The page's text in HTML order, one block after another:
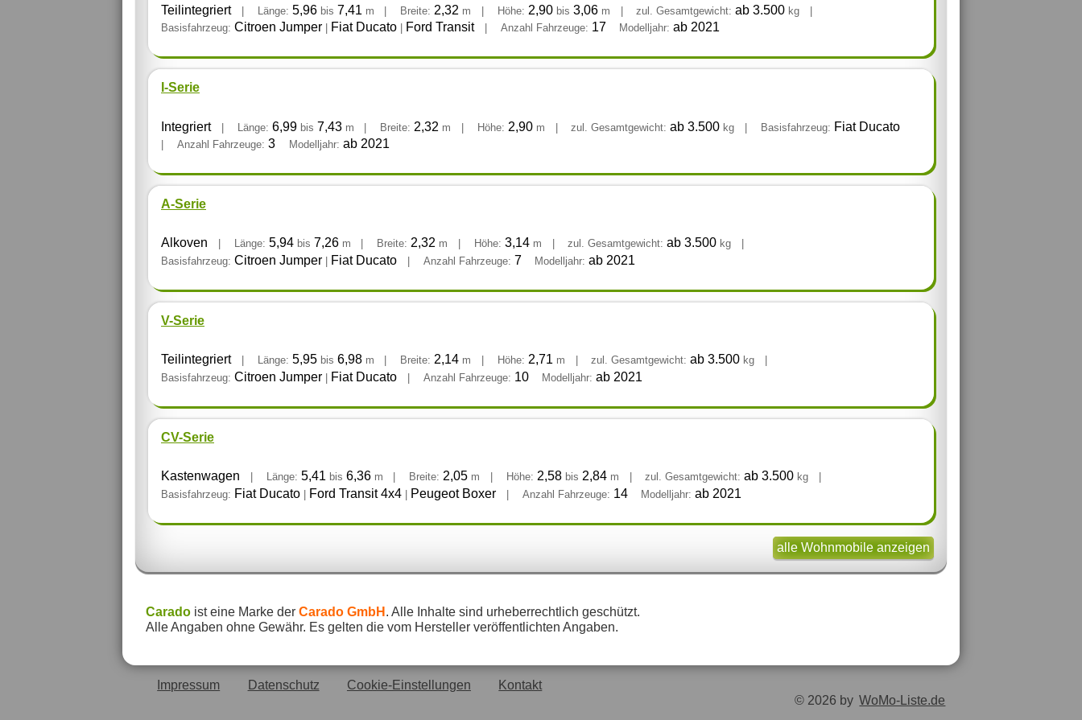
Teilintegriert | Länge: 5,96 bis 7,41 m | Breite: 2,32 m | Höhe: 2,90 bis 3,06 m | zul. Gesamtgewicht: ab 3.500 kg
|
Basisfahrzeug: Citroen Jumper | Fiat Ducato | Ford Transit | Anzahl Fahrzeuge: 17 Modelljahr: ab 2021
I-Serie
Integriert | Länge: 6,99 bis 7,43 m | Breite: 2,32 m | Höhe: 2,90 m | zul. Gesamtgewicht: ab 3.500 kg | Basisfahrzeug: Fiat Ducato
| Anzahl Fahrzeuge: 3 Modelljahr: ab 2021
A-Serie
Alkoven Länge: 5,94 bis 7,26 m Breite: 2,32 m Höhe: 3,14 m zul. Gesamtgewicht: ab 3.500 kg
Basisfahrzeug: Citroen Jumper | Fiat Ducato | Anzahl Fahrzeuge: 7 Modelljahr: ab 2021
V-Serie
Teilintegriert Länge: 5,95 bis 6,98 m Breite: 2,14 m Höhe: 2,71 m zul. Gesamtgewicht: ab 3.500 kg
Basisfahrzeug: Citroen Jumper | Fiat Ducato | Anzahl Fahrzeuge: 10 Modelljahr: ab 2021
CV-Serie
Kastenwagen Länge: 5,41 bis 6,36 m Breite: 2,05 m Höhe: 2,58 bis 2,84 m zul. Gesamtgewicht: ab 3.500 kg
Basisfahrzeug: Fiat Ducato | Ford Transit 4x4 | Peugeot Boxer | Anzahl Fahrzeuge: 14 Modelljahr: ab 2021
alle Wohnmobile anzeigen
Caradoist eine Marke der Carado GmbH . Alle Inhalte sind urheberrechtlich geschützt.
Alle Angaben ohne Gewähr. Es gelten die vom Hersteller veröffentlichten Angaben.
Impressum Datenschutz Cookie-Einstellungen
Kontakt
© 2026 by WoMo-Liste.de